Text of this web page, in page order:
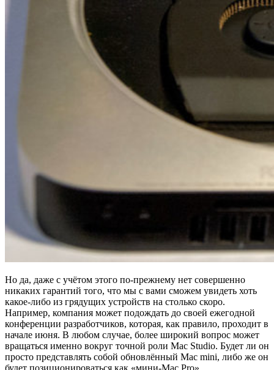
Но да, даже с учётом этого по-прежнему нет совершенно
никаких гарантий того, что мы с вами сможем увидеть хоть
какое-либо из грядущих устройств на столько скоро.
Например, компания может подождать до своей ежегодной
конференции разработчиков, которая, как правило, проходит в
начале июня. В любом случае, более широкий вопрос может
вращаться именно вокруг точной роли Mac Studio. Будет ли он
просто представлять собой обновлённый Mac mini, либо же он
будет позиционироваться как «мини-Mac Pro»,